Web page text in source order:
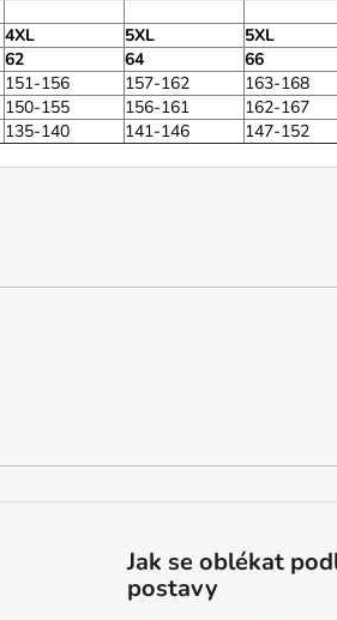
4XL 5XL 5XL
62 64 66
151-156 157-162 163-168
150-155 156-161 162-167
135-140 141-146 147-152
Jak se oblékat
postavy